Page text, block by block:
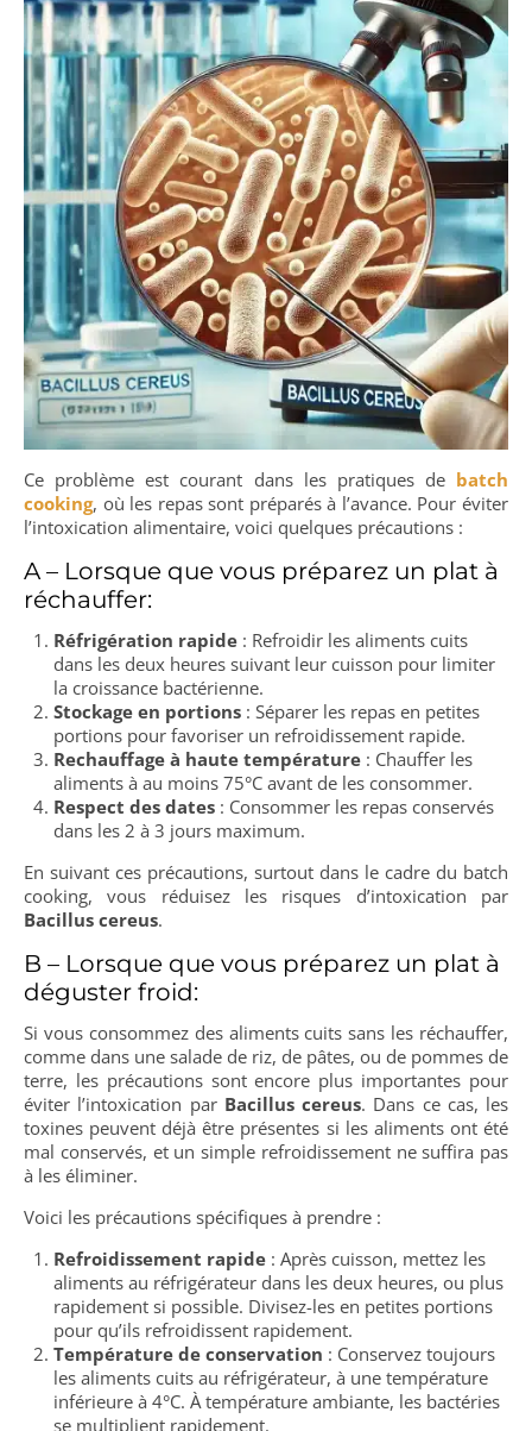
Ce problème est courant dans les pratiques de batch
cooking, où les repas sont préparés à l’avance. Pour éviter
l’intoxication alimentaire, voici quelques précautions :
A – Lorsque que vous préparez un plat à
réchauffer:
Réfrigération rapide : Refroidir les aliments cuits
dans les deux heures suivant leur cuisson pour limiter
la croissance bactérienne.
Stockage en portions : Séparer les repas en petites
portions pour favoriser un refroidissement rapide.
Rechauffage à haute température : Chauffer les
aliments à au moins 75°C avant de les consommer.
Respect des dates : Consommer les repas conservés
dans les 2 à 3 jours maximum.
En suivant ces précautions, surtout dans le cadre du batch
cooking, vous réduisez les risques d’intoxication par
Bacillus cereus.
B – Lorsque que vous préparez un plat à
déguster froid:
Si vous consommez des aliments cuits sans les réchauffer,
comme dans une salade de riz, de pâtes, ou de pommes de
terre, les précautions sont encore plus importantes pour
éviter l’intoxication par Bacillus cereus. Dans ce cas, les
toxines peuvent déjà être présentes si les aliments ont été
mal conservés, et un simple refroidissement ne suffira pas
à les éliminer.
Voici les précautions spécifiques à prendre :
Refroidissement rapide : Après cuisson, mettez les
aliments au réfrigérateur dans les deux heures, ou plus
rapidement si possible. Divisez-les en petites portions
pour qu’ils refroidissent rapidement.
Température de conservation : Conservez toujours
les aliments cuits au réfrigérateur, à une température
inférieure à 4°C. À température ambiante, les bactéries
se multiplient rapidement.